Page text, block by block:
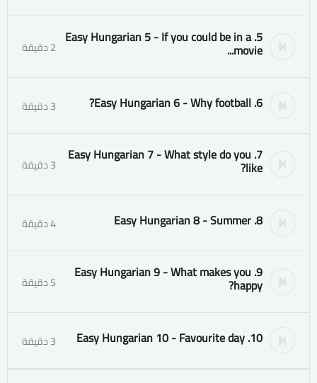
5. Easy Hungarian 5 - If you could be in a
movie... 2 دقيقة
6. Easy Hungarian 6 - Why football? 3 دقيقة
7. Easy Hungarian 7 - What style do you
like? 3 دقيقة
8. Easy Hungarian 8 - Summer 4 دقيقة
9. Easy Hungarian 9 - What makes you
happy? 5 دقيقة
10. Easy Hungarian 10 - Favourite day 3 دقيقة